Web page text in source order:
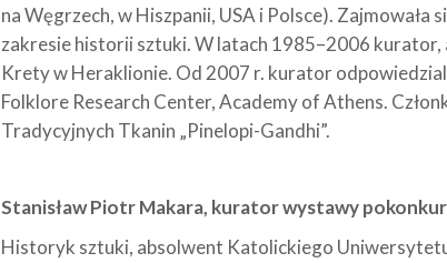
na Węgrzech, w Hiszpanii, USA i Polsce). Zajmowała
zakresie historii sztuki. W latach 1985–2006
Krety w Heraklionie. Od 2007 r. kurator
Folklore Research Center, Academy of Athens.
Tradycyjnych Tkanin „Pinelopi-Gandhi”.
Stanisław Piotr Makara, kurator wystawy
Historyk sztuki, absolwent Katolickiego